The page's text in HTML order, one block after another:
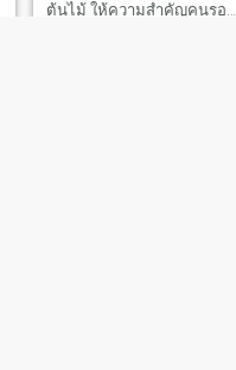
ต้นไม้ ให้ความสำคัญคนรอบ